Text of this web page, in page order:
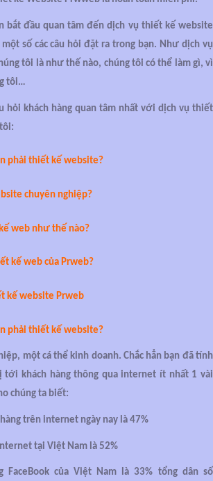
bắt đầu quan tâm đến dịch vụ thiết kế website
số các câu hỏi đặt ra trong bạn. Như dịch vụ
tôi là như thế nào, chúng tôi có thể làm gì, vì
tôi…
hỏi khách hàng quan tâm nhất với dịch vụ thiết
phải thiết kế website?
chuyên nghiệp?
web như thế nào?
kế web của Prweb?
kế website Prweb
phải thiết kế website?
một cá thể kinh doanh. Chắc hẳn bạn đã tính
khách hàng thông qua internet ít nhất 1 vài
chúng ta biết:
trên internet ngày nay là 47%
tại Việt Nam là 52%
của Việt Nam là 33% tổng dân số